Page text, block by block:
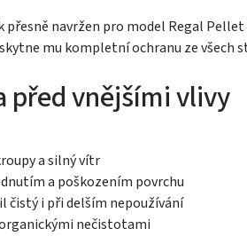
přesně navržen pro model Regal Pellet
mu kompletní ochranu ze všech
před vnějšími vlivy
a silný vítr
a poškozením povrchu
čistý i při delším nepoužívání
nečistotami